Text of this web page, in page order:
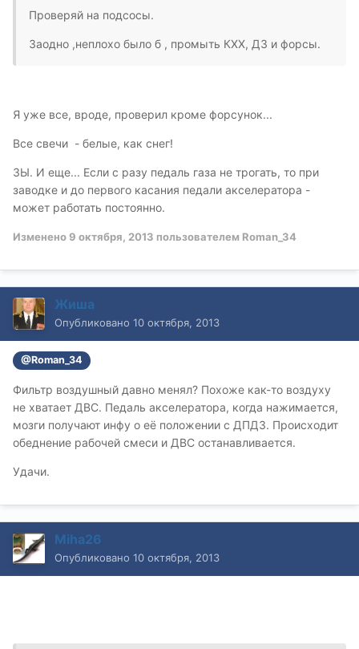
Проверяй на подсосы.
Заодно ,неплохо было б , промыть КХХ, ДЗ и форсы.
Я уже все, вроде, проверил кроме форсунок...
Все свечи - белые, как снег!
ЗЫ. И еще... Если с разу педаль газа не трогать, то при
заводке и до первого касания педали акселератора -
может работать постоянно.
Изменено9 октября, 2013 пользователем Roman_34
Жиша
Опубликовано 10 октября, 2013
@Roman_34
Фильтр воздушный давно менял? Похоже как-то воздуху
не хватает ДВС. Педаль акселератора, когда нажимается,
мозги получают инфу о её положении с ДПДЗ. Происходит
обеднение рабочей смеси и ДВС останавливается.
Удачи.
Miha26
Опубликовано 10 октября, 2013